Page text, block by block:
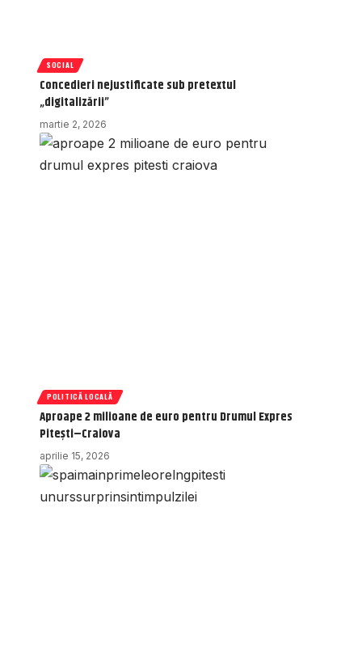
SOCIAL
Concedieri nejustificate sub pretextul
„digitalizării”
martie 2, 2026
POLITICĂ LOCALĂ
Aproape 2 milioane de euro pentru Drumul Expres
Pitești–Craiova
aprilie 15, 2026